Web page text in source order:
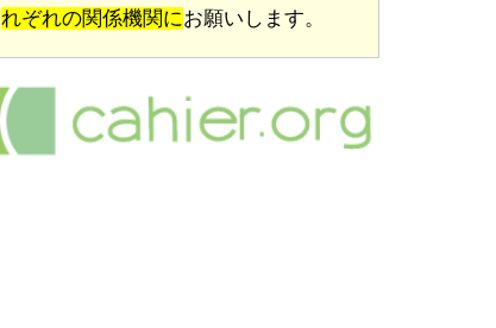
れぞれの関係機関にお願いします。